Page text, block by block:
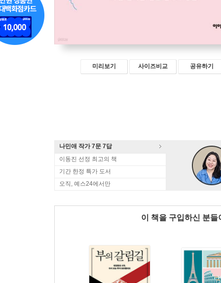
미리보기 사이즈비교 공유하기
나민애 작가 7문 7답
이동진 선정 최고의 책
기간 한정 특가 도서
오직, 예스24에서만
이 책을 구입하신 분